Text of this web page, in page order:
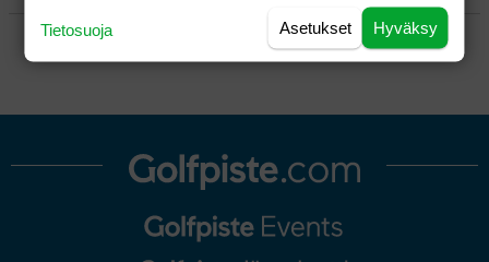
SÄÄNNÖT
Hyväksy
Asetukset
Tietosuoja